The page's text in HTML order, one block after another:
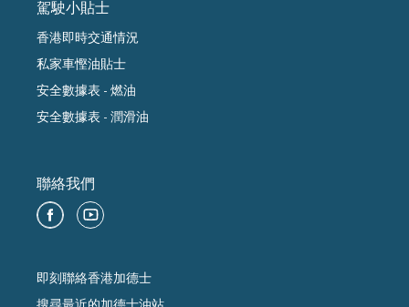
駕駛小貼士
香港即時交通情況
私家車慳油貼士
安全數據表 - 燃油
安全數據表 - 潤滑油
聯絡我們
即刻聯絡香港加德士